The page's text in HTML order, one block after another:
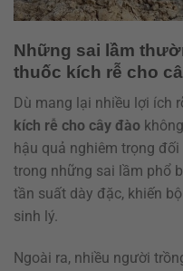
Những sai lầm
thuốc kích rễ cho
Dù mang lại nhiều lợi ích
kích rễ cho cây đào
hậu quả nghiêm trọng
trong những sai lầm phổ
tần suất dày đặc, khiến
sinh lý.
Ngoài ra, nhiều người